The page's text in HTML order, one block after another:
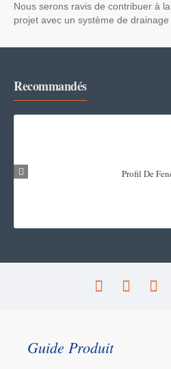
Nous serons ravis de contribuer à
projet avec un système de
Recommandés
Profil De
Guide Produit